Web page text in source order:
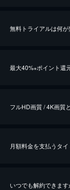
無料トライアルは何が
最大40%※ポイント還
※40％ポイント還元の対象
iOSアプリのUコイン決
フルHD画質 / 4K画質
月額料金を支払うタイ
いつでも解約できます